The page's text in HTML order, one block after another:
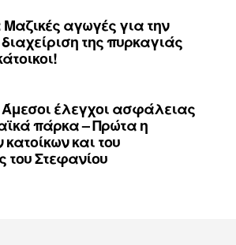
αγωγές για την
της πυρκαγιάς
έλεγχοι ασφάλειας
πάρκα – Πρώτα η
και του
του Στεφανίου